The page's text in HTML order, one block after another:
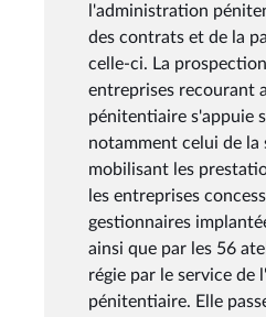
l'administration
des contrats et de la
celle-ci. La
entreprises recourant
pénitentiaire s'appuie
notamment celui de la
mobilisant les
les entreprises
gestionnaires
ainsi que par les 56
régie par le service de
pénitentiaire. Elle